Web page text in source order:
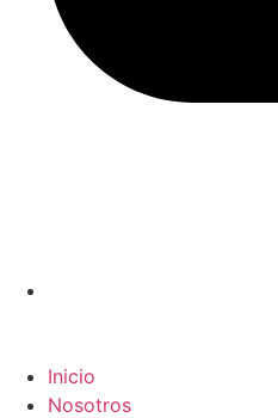
Inicio
Nosotros